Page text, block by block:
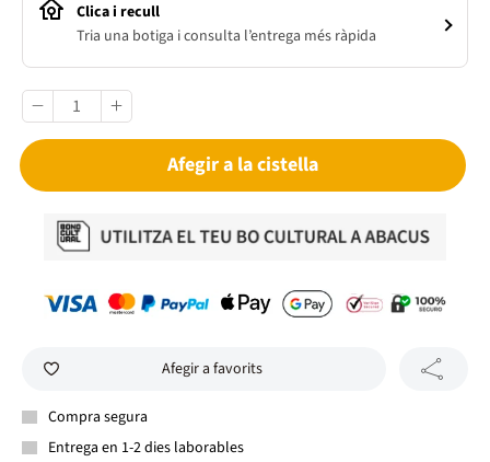
Clica i recull
Tria una botiga i consulta l’entrega més ràpida
Afegir a la cistella
Afegir a favorits
Compra segura
Entrega en 1-2 dies laborables